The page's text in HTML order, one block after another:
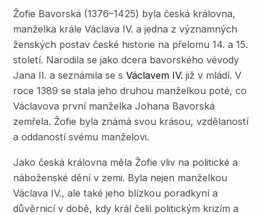
Žofie Bavorská (1376–1425) byla česká královna,
manželka krále Václava IV. a jedna z významných
ženských postav české historie na přelomu 14. a 15.
století. Narodila se jako dcera bavorského vévody
Jana II. a seznámila se sVáclavem IV. již v mládí. V
roce 1389 se stala jeho druhou manželkou poté, co
Václavova první manželka Johana Bavorská
zemřela. Žofie byla známá svou krásou, vzdělaností
a oddaností svému manželovi.
Jako česká královna měla Žofie vliv na politické a
náboženské dění v zemi. Byla nejen manželkou
Václava IV., ale také jeho blízkou poradkyní a
důvěrnicí v době, kdy král čelil politickým krizím a